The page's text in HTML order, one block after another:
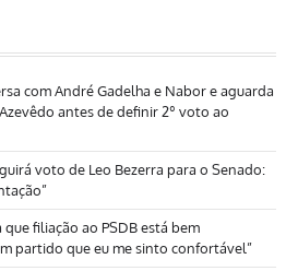
com André Gadelha e Nabor e aguarda
antes de definir 2º voto ao
voto de Leo Bezerra para o Senado:
que filiação ao PSDB está bem
partido que eu me sinto confortável”